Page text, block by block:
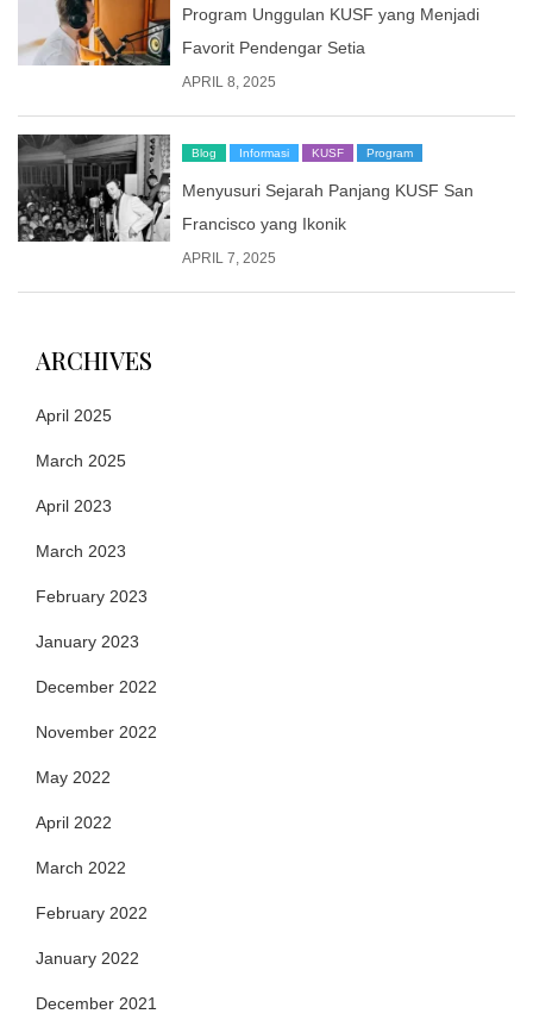
Program Unggulan KUSF yang Menjadi
Favorit Pendengar Setia
APRIL 8, 2025
Blog Informasi KUSF Program
Menyusuri Sejarah Panjang KUSF San
Francisco yang Ikonik
APRIL 7, 2025
ARCHIVES
April 2025
March 2025
April 2023
March 2023
February 2023
January 2023
December 2022
November 2022
May 2022
April 2022
March 2022
February 2022
January 2022
December 2021